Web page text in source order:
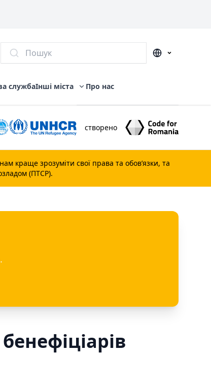
Пошук
службаІнші міста Про нас
створено
краще зрозуміти свої права та обов’язки, та
(ПТСР).